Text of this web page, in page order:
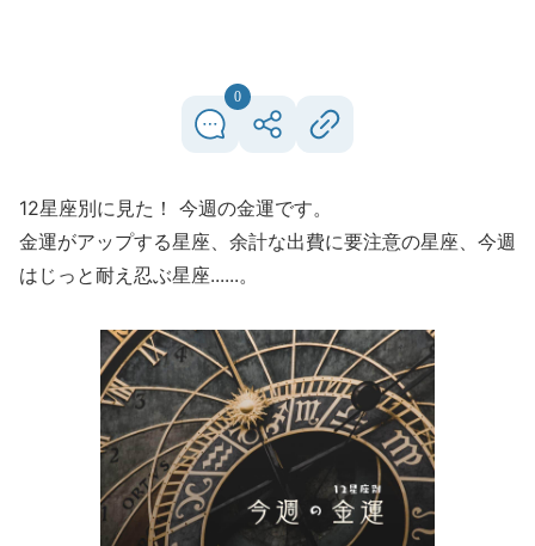
0
12星座別に見た！ 今週の金運です。
金運がアップする星座、余計な出費に要注意の星座、今週
はじっと耐え忍ぶ星座......。